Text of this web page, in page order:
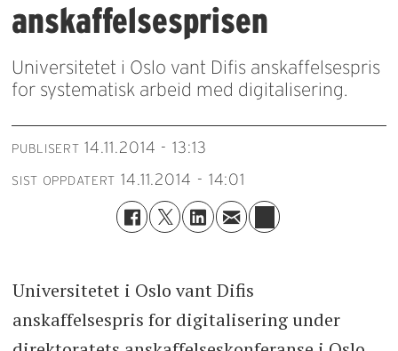
anskaffelsesprisen
Universitetet i Oslo vant Difis anskaffelsespris
for systematisk arbeid med digitalisering.​
PUBLISERT 14.11.2014 - 13:13
SIST OPPDATERT 14.11.2014 - 14:01
Universitetet i Oslo vant Difis
anskaffelsespris for digitalisering under